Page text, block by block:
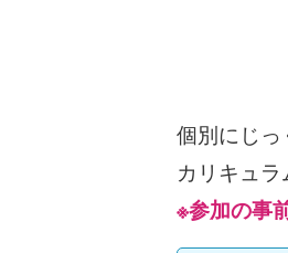
個別にじ
カリキュ
※参加の事